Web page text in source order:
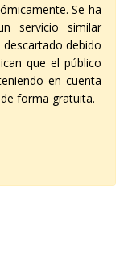
Se ha
servicio similar
debido
que el público
en cuenta
forma gratuita.